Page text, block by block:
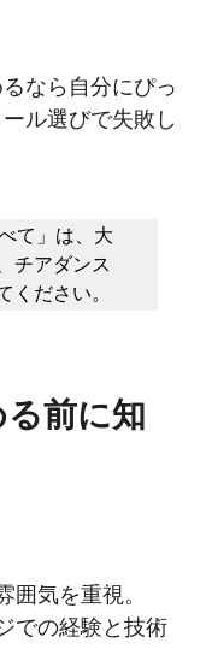
なら自分にぴっ
ル選びで失敗し
て」は、大
チアダンス
ください。
前に知
気を重視。
での経験と技術